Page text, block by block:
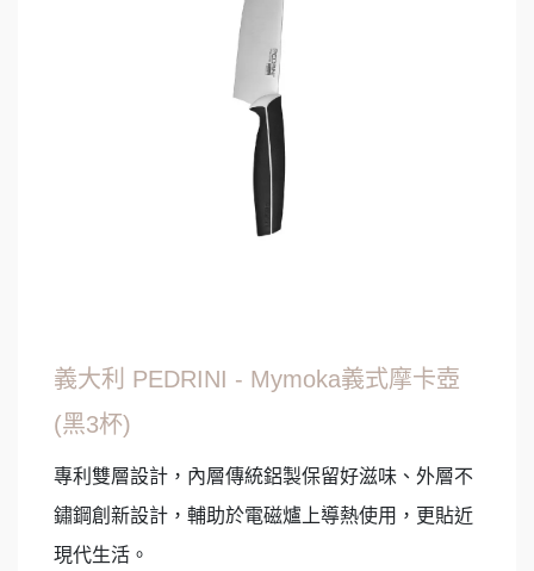
義大利 PEDRINI - Mymoka義式摩卡壺
(黑3杯)
專利雙層設計，內層傳統鋁製保留好滋味、外層不
鏽鋼創新設計，輔助於電磁爐上導熱使用，更貼近
現代生活。